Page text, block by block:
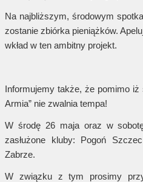
Na najbliższym, środowym
zostanie zbiórka pieniążków.
wkład w ten ambitny projekt.
Informujemy także, że pomimo
Armia” nie zwalnia tempa!
W środę 26 maja oraz w
zasłużone kluby: Pogoń
Zabrze.
W związku z tym prosimy